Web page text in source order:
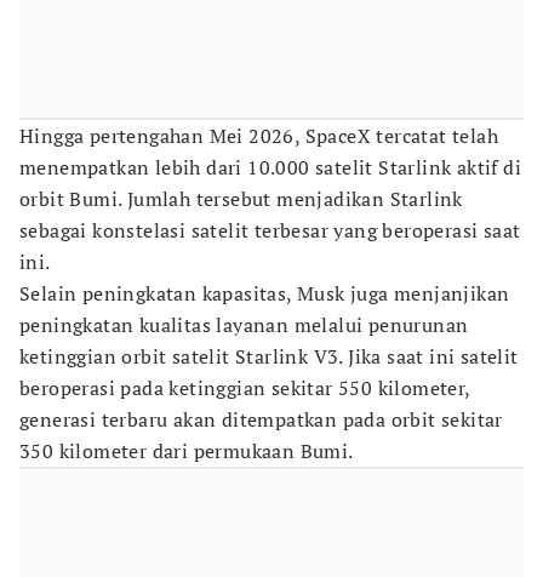
Hingga pertengahan Mei 2026, SpaceX tercatat telah
menempatkan lebih dari 10.000 satelit Starlink aktif di
orbit Bumi. Jumlah tersebut menjadikan Starlink
sebagai konstelasi satelit terbesar yang beroperasi saat
ini.
Selain peningkatan kapasitas, Musk juga menjanjikan
peningkatan kualitas layanan melalui penurunan
ketinggian orbit satelit Starlink V3. Jika saat ini satelit
beroperasi pada ketinggian sekitar 550 kilometer,
generasi terbaru akan ditempatkan pada orbit sekitar
350 kilometer dari permukaan Bumi.